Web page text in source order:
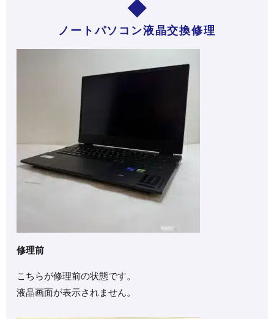
ノートパソコン液晶交換修理
修理前
こちらが修理前の状態です。
液晶画面が表示されません。